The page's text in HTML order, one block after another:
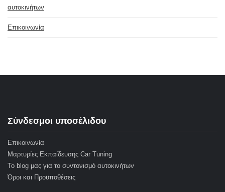
αυτοκινήτων
Επικοινωνία
Σύνδεσμοι υποσέλιδου
Επικοινωνία
Μαρτυρίες Εκπαίδευσης Car Tuning
Το blog μας για το συντονισμό αυτοκινήτων
Όροι και Προϋποθέσεις